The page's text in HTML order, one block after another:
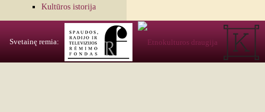
Kultūros istorija
Svetainę remia: